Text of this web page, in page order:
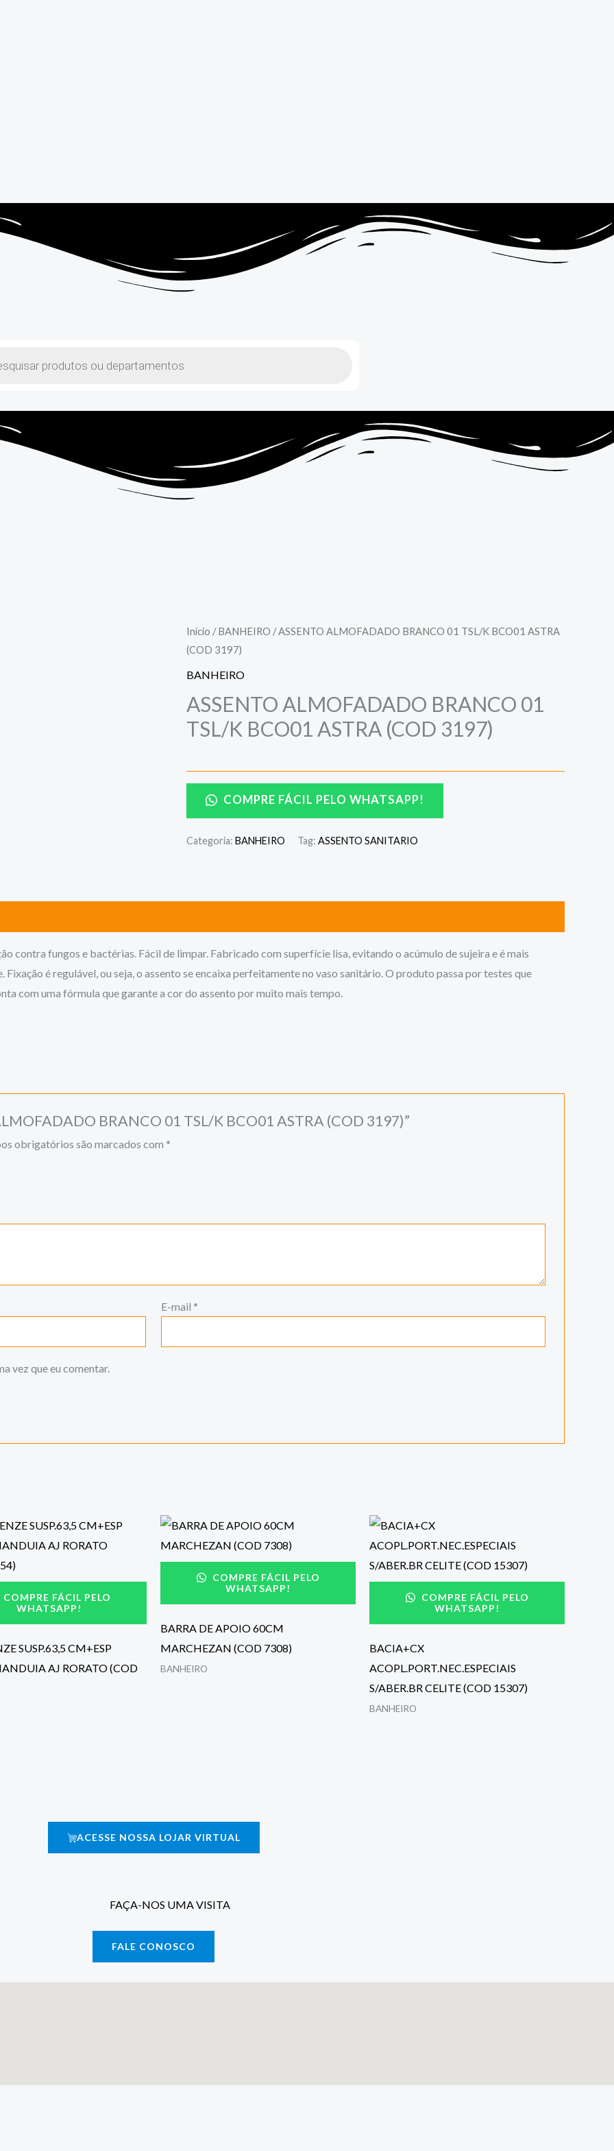
Início /BANHEIRO / ASSENTO ALMOFADADO BRANCO 01 TSL/K BCO01 ASTRA
(COD 3197)
BANHEIRO
ASSENTO ALMOFADADO BRANCO 01
TSL/K BCO01 ASTRA (COD 3197)
COMPRE FÁCIL PELO WHATSAPP!
Categoria: BANHEIRO Tag: ASSENTO SANITARIO
contra fungos e bactérias. Fácil de limpar. Fabricado com superfície lisa, evitando o acúmulo de sujeira e é mais
é regulável, ou seja, o assento se encaixa perfeitamente no vaso sanitário. O produto passa por testes que
com uma fórmula que garante a cor do assento por muito mais tempo.
BRANCO 01 TSL/K BCO01 ASTRA (COD 3197)”
obrigatórios são marcados com *
E-mail *
vez que eu comentar.
COMPRE FÁCIL PELO
WHATSAPP!
SUSP.63,5 CM+ESP
AJ RORATO (COD
COMPRE FÁCIL PELO
WHATSAPP!
BARRA DE APOIO 60CM
MARCHEZAN (COD 7308)
BANHEIRO
COMPRE FÁCIL PELO
WHATSAPP!
BACIA+CX
ACOPL.PORT.NEC.ESPECIAIS
S/ABER.BR CELITE (COD 15307)
BANHEIRO
ACESSE NOSSA LOJAR VIRTUAL
FAÇA-NOS UMA VISITA
FALE CONOSCO